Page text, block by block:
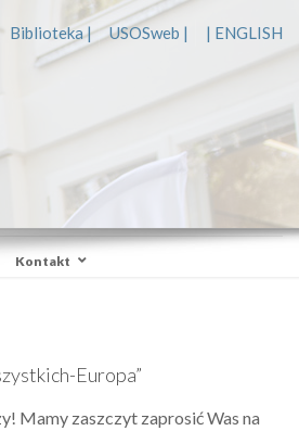
Biblioteka | USOSweb | | ENGLISH
Kontakt
Europa”
Mamy zaszczyt zaprosić Was na